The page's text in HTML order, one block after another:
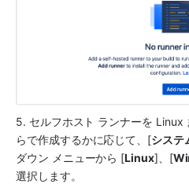
5. セルフホスト ランナーを Linux
らで作成するかに応じて、[システ
ダウン メニューから [Linux]、[
選択します。